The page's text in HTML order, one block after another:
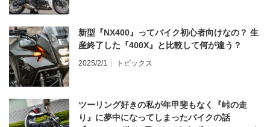
新型『NX400』ってバイク初心者向けなの？ 生
産終了した『400X』と比較して何が違う？
2025/2/1 トピックス
ツーリング好きの私が年甲斐もなく『峠の走
り』に夢中になってしまったバイクの話